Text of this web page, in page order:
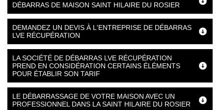
DÉBARRAS DE MAISON SAINT HILAIRE DU ROSIER
DEMANDEZ UN DEVIS À L'ENTREPRISE DE DÉBARRAS
LVE RÉCUPÉRATION
LA SOCIÉTÉ DE DÉBARRAS LVE RÉCUPÉRATION
PREND EN CONSIDÉRATION CERTAINS ÉLÉMENTS
POUR ÉTABLIR SON TARIF
LE DÉBARRASSAGE DE VOTRE MAISON AVEC UN
PROFESSIONNEL DANS LA SAINT HILAIRE DU ROSIER